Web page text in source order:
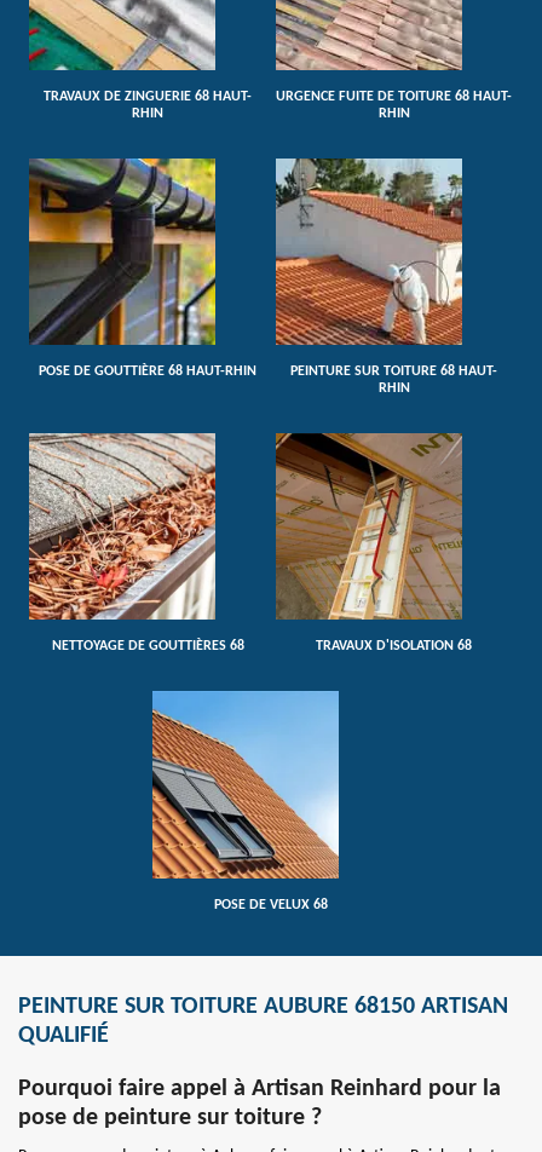
TRAVAUX DE ZINGUERIE 68 HAUT-
RHIN
URGENCE FUITE DE TOITURE 68 HAUT-
RHIN
POSE DE GOUTTIÈRE 68 HAUT-RHIN
PEINTURE SUR TOITURE 68 HAUT-
RHIN
NETTOYAGE DE GOUTTIÈRES 68 TRAVAUX D'ISOLATION 68
POSE DE VELUX 68
PEINTURE SUR TOITURE AUBURE 68150 ARTISAN
QUALIFIÉ
Pourquoi faire appel à Artisan Reinhard pour la
pose de peinture sur toiture ?